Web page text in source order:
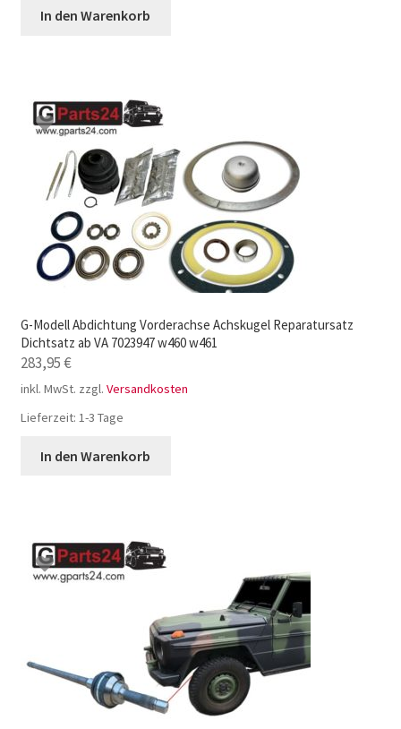
In den Warenkorb
G-Modell Abdichtung Vorderachse Achskugel Reparatursatz
Dichtsatz ab VA 7023947 w460 w461
283,95€
inkl. MwSt. zzgl. Versandkosten
Lieferzeit: 1-3 Tage
In den Warenkorb